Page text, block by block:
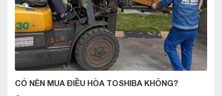
CÓ NÊN MUA ĐIỀU HÒA TOSHIBA KHÔNG?